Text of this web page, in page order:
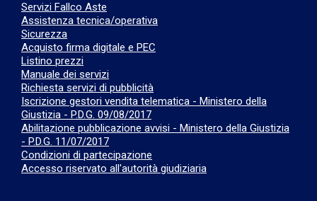
Servizi Fallco Aste
Assistenza tecnica/operativa
Sicurezza
Acquisto firma digitale e PEC
Listino prezzi
Manuale dei servizi
Richiesta servizi di pubblicità
Iscrizione gestori vendita telematica - Ministero della
Giustizia - P.D.G. 09/08/2017
Abilitazione pubblicazione avvisi - Ministero della Giustizia
- P.D.G. 11/07/2017
Condizioni di partecipazione
Accesso riservato all'autorità giudiziaria